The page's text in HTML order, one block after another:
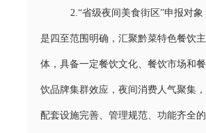
2.“省级夜间美食街区”申报对象
是四至范围明确，汇聚黔菜特色餐饮主
体，具备一定餐饮文化、餐饮市场和餐
饮品牌集群效应，夜间消费人气聚集，
配套设施完善、管理规范、功能齐全的